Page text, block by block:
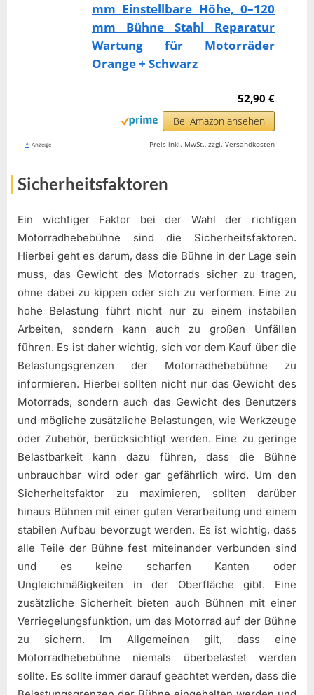
mm Einstellbare Höhe, 0–120
mm Bühne Stahl Reparatur
Wartung für Motorräder
Orange + Schwarz
52,90 €
Bei Amazon ansehen
* Anzeige Preis inkl. MwSt., zzgl. Versandkosten
Sicherheitsfaktoren
Ein wichtiger Faktor bei der Wahl der richtigen
Motorradhebebühne sind die Sicherheitsfaktoren.
Hierbei geht es darum, dass die Bühne in der Lage sein
muss, das Gewicht des Motorrads sicher zu tragen,
ohne dabei zu kippen oder sich zu verformen. Eine zu
hohe Belastung führt nicht nur zu einem instabilen
Arbeiten, sondern kann auch zu großen Unfällen
führen. Es ist daher wichtig, sich vor dem Kauf über die
Belastungsgrenzen der Motorradhebebühne zu
informieren. Hierbei sollten nicht nur das Gewicht des
Motorrads, sondern auch das Gewicht des Benutzers
und mögliche zusätzliche Belastungen, wie Werkzeuge
oder Zubehör, berücksichtigt werden. Eine zu geringe
Belastbarkeit kann dazu führen, dass die Bühne
unbrauchbar wird oder gar gefährlich wird. Um den
Sicherheitsfaktor zu maximieren, sollten darüber
hinaus Bühnen mit einer guten Verarbeitung und einem
stabilen Aufbau bevorzugt werden. Es ist wichtig, dass
alle Teile der Bühne fest miteinander verbunden sind
und es keine scharfen Kanten oder
Ungleichmäßigkeiten in der Oberfläche gibt. Eine
zusätzliche Sicherheit bieten auch Bühnen mit einer
Verriegelungsfunktion, um das Motorrad auf der Bühne
zu sichern. Im Allgemeinen gilt, dass eine
Motorradhebebühne niemals überbelastet werden
sollte. Es sollte immer darauf geachtet werden, dass die